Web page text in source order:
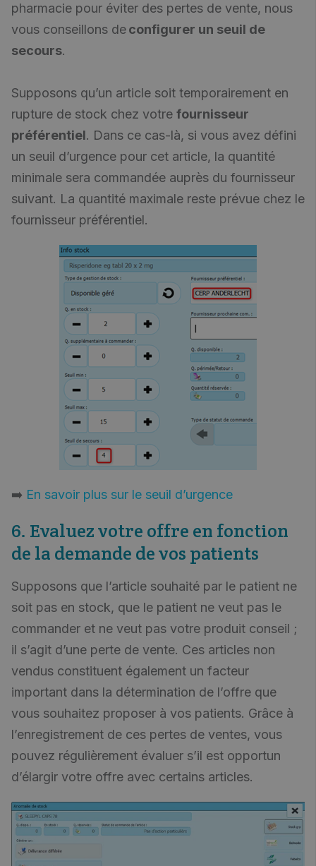
pharmacie pour éviter des pertes de vente, nous
vous conseillons deconfigurer un seuil de
secours.
Supposons qu’un article soit temporairement en
rupture de stock chez votre fournisseur
préférentiel. Dans ce cas-là, si vous avez défini
un seuil d’urgence pour cet article, la quantité
minimale sera commandée auprès du fournisseur
suivant. La quantité maximale reste prévue chez le
fournisseur préférentiel.
➡️ En savoir plus sur le seuil d’urgence
6. Evaluez votre offre en fonction
de la demande de vos patients
Supposons que l’article souhaité par le patient ne
soit pas en stock, que le patient ne veut pas le
commander et ne veut pas votre produit conseil ;
il s’agit d’une perte de vente. Ces articles non
vendus constituent également un facteur
important dans la détermination de l’offre que
vous souhaitez proposer à vos patients. Grâce à
l’enregistrement de ces pertes de ventes, vous
pouvez régulièrement évaluer s’il est opportun
d’élargir votre offre avec certains articles.